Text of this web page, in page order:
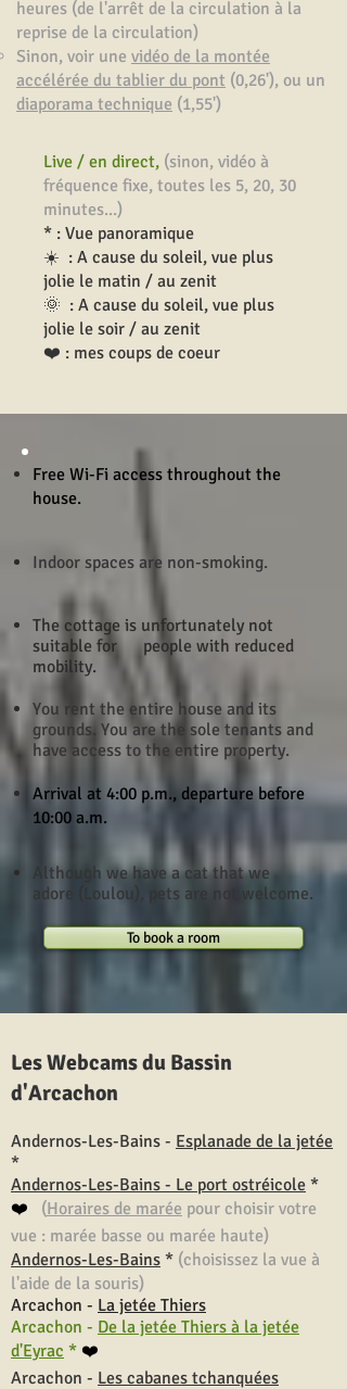
heures (de l'arrêt de la circulation à la
reprise de la circulation)
Sinon, voir une vidéo de la montée
accélérée du tablier du pont (0,26'), ou un
diaporama technique (1,55')
Live / en direct, (sinon, vidéo à
fréquence fixe, toutes les 5, 20, 30
minutes...)
* : Vue panoramique
☀️ : A cause du soleil, vue plus
jolie le matin / au zenit
🌞 : A cause du soleil, vue plus
jolie le soir / au zenit
❤️ : mes coups de coeur
​Free Wi-Fi access throughout the
house.
​Indoor spaces are non-smoking​​.
The cottage is unfortunately not
suitable for people with reduced
mobility.
You rent the entire house and its
grounds. You are the sole tenants and
have access to the entire property.
Arrival at 4:00 p.m., departure before
10:00 a.m.
Although we have a cat that we
adore (Loulou), pets are not welcome.
To book a room
Les Webcams du Bassin
d'Arcachon
Andernos-Les-Bains - Esplanade de la jetée
*
Andernos-Les-Bains - Le port ostréicole *
❤️
(Horaires de marée pour choisir votre
vue : marée basse ou marée haute)
Andernos-Les-Bains * (choisissez la vue à
l'aide de la souris)
Arcachon - La jetée Thiers
Arcachon - De la jetée Thiers à la jetée
d'Eyrac * ❤️
Arcachon - Les cabanes tchanquées